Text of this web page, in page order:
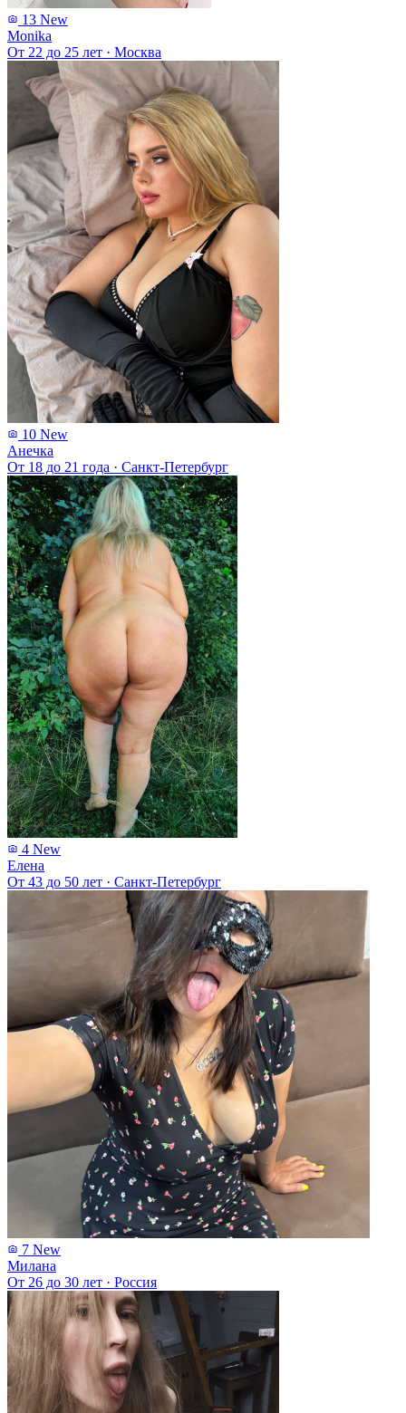
13 New
Monika
От 22 до 25 лет · Москва
10 New
Анечка
От 18 до 21 года · Санкт-Петербург
4 New
Елена
От 43 до 50 лет · Санкт-Петербург
7 New
Милана
От 26 до 30 лет · Россия